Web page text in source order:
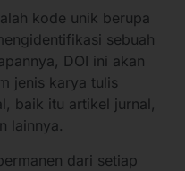
kode unik berupa
sebuah
DOI ini akan
jenis karya tulis
baik itu artikel jurnal,
lainnya.
dari setiap